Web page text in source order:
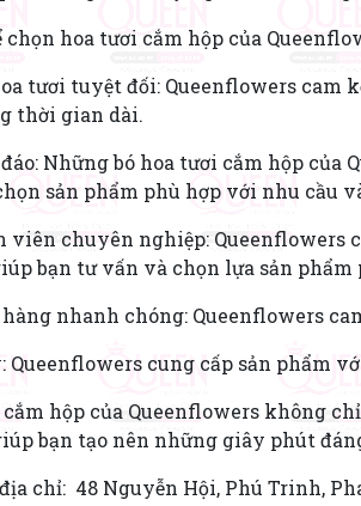
chọn hoa tươi cắm hộp của
tươi tuyệt đối: Queenflowers cam
thời gian dài.
Những bó hoa tươi cắm hộp của
sản phẩm phù hợp với nhu cầu
viên chuyên nghiệp:
bạn tư vấn và chọn lựa sản
nhanh chóng: Queenflowers
Queenflowers cung cấp sản phẩm
hộp của Queenflowers không
bạn tạo nên những giây phút
chỉ: 48 Nguyễn Hội, Phú Trinh,